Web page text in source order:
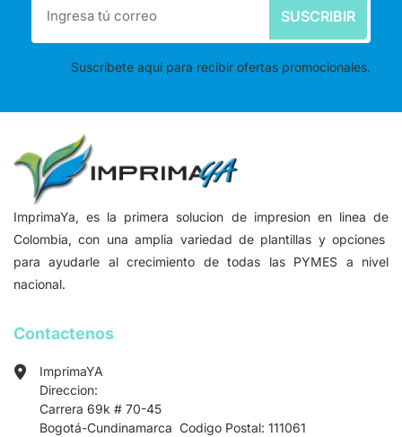
SUSCRIBIR
Suscríbete aquí para recibir ofertas promocionales.
ImprimaYa, es la primera solucion de impresion en linea de
Colombia, con una amplia variedad de plantillas y opciones
para ayudarle al crecimiento de todas las PYMES a nivel
nacional.
Contactenos
ImprimaYA
Direccion:
Carrera 69k # 70-45
Bogotá-Cundinamarca Codigo Postal: 111061